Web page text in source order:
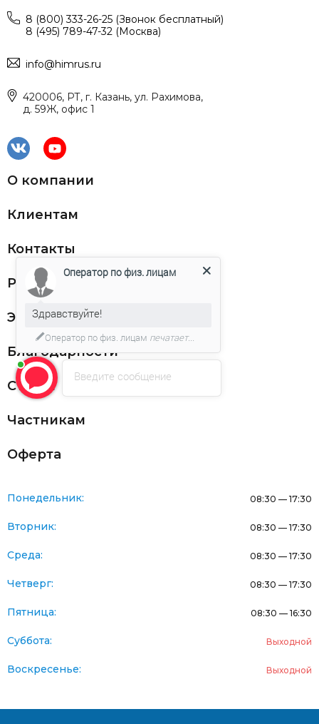
8 (800) 333-26-25 (Звонок бесплатный)
8 (495) 789-47-32 (Москва)
info@himrus.ru
420006, РТ, г. Казань, ул. Рахимова,
д. 59Ж, офис 1
О компании
Клиентам
Контакты
Реквизиты
ЭДО
Благодарности
Статьи
Частникам
Оферта
Понедельник: 08:30 — 17:30
Вторник: 08:30 — 17:30
Среда: 08:30 — 17:30
Четверг: 08:30 — 17:30
Пятница: 08:30 — 16:30
Суббота: Выходной
Воскресенье: Выходной
Введите сообщение
Оператор по физ. лицам
Здравствуйте!
Оператор по физ. лицам печатает...